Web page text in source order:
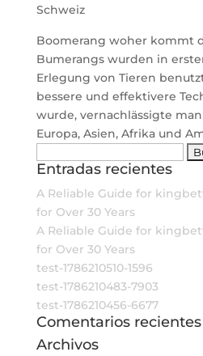
Schweiz
Boomerang woher kommt
Bumerangs wurden in
Erlegung von Tieren
bessere und effektivere
wurde, vernachlässigte
Europa, Asien, Afrika und
Entradas recientes
A Reliable Guide for
for Over 30 Years
A Reliable Guide for
for Over 30 Years
test-1786210510-1596
test-1786210483-7903
test-1786210456-6677
Comentarios recientes
Archivos